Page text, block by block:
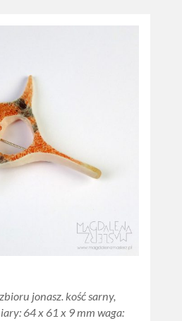
jonasz. kość sarny,
64 x 61 x 9 mm waga: